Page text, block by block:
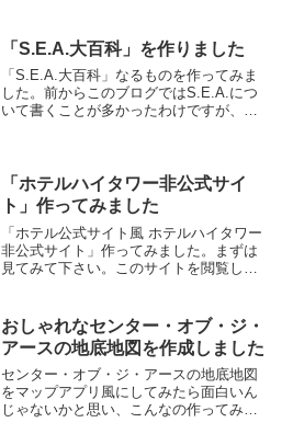
た。ディズニーパークの混雑度とかアト
ラクション待ち時間を...
「S.E.A.大百科」を作りました
「S.E.A.大百科」なるものを作ってみま
した。前からこのブログではS.E.A.につ
いて書くことが多かったわけですが、最
ト...
「ホテルハイタワー非公式サイ
ト」作ってみました
「ホテル公式サイト風 ホテルハイタワー
非公式サイト」作ってみました。まずは
見てみて下さい。このサイトを閲覧して
る大晦日の数日前ですね。庭園の写真
は、Twitte...
おしゃれなセンター・オブ・ジ・
アースの地底地図を作成しました
センター・オブ・ジ・アースの地底地図
をマップアプリ風にしてみたら面白いん
じゃないかと思い、こんなの作ってみま